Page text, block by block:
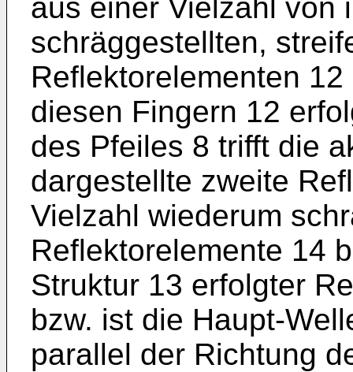
aus einer Vielzahl von
schräggestellten,
Reflektorelementen
diesen Fingern 12
des Pfeiles 8 trifft die
dargestellte zweite
Vielzahl wiederum
Reflektorelemente 14
Struktur 13 erfolgter
bzw. ist die Haupt-
parallel der Richtung